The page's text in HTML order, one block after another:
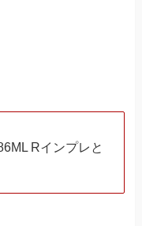
Rインプレと